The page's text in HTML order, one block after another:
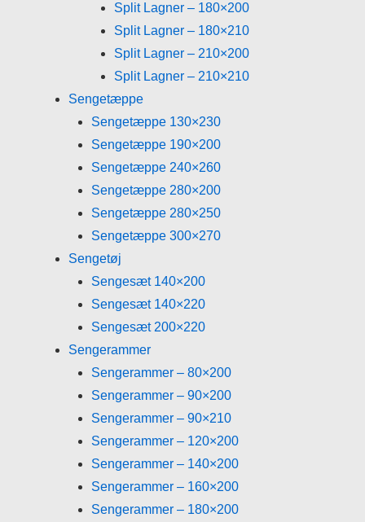
Split Lagner – 180×200
Split Lagner – 180×210
Split Lagner – 210×200
Split Lagner – 210×210
Sengetæppe
Sengetæppe 130×230
Sengetæppe 190×200
Sengetæppe 240×260
Sengetæppe 280×200
Sengetæppe 280×250
Sengetæppe 300×270
Sengetøj
Sengesæt 140×200
Sengesæt 140×220
Sengesæt 200×220
Sengerammer
Sengerammer – 80×200
Sengerammer – 90×200
Sengerammer – 90×210
Sengerammer – 120×200
Sengerammer – 140×200
Sengerammer – 160×200
Sengerammer – 180×200